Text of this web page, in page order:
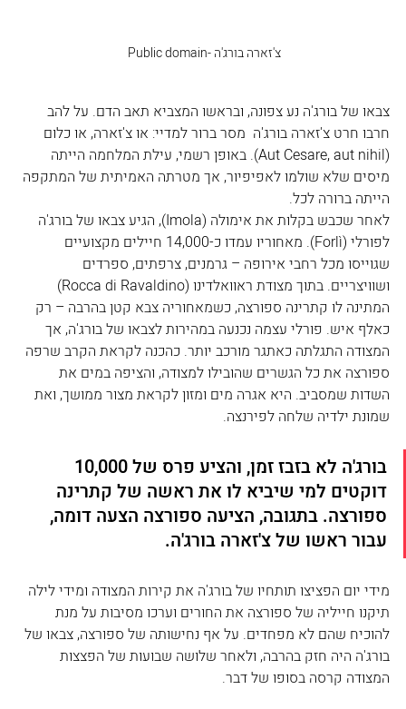
צ'זארה בורג'ה -Public domain
צבאו של בורג'ה נע צפונה, ובראשו המצביא תאב הדם. על להב
חרבו חרט צ'זארה בורג'ה  מסר ברור למדיי: או צ'זארה, או כלום
(Aut Cesare, aut nihil). באופן רשמי, עילת המלחמה הייתה
מיסים שלא שולמו לאפיפיור, אך מטרתה האמיתית של המתקפה
הייתה ברורה לכל.
לאחר שכבש בקלות את אימולה (Imola), הגיע צבאו של בורג'ה
לפורלי (Forlì). מאחוריו עמדו כ-14,000 חיילים מקצועיים
שגוייסו מכל רחבי אירופה – גרמנים, צרפתים, ספרדים
ושוויצריים. בתוך מצודת ראוואלדינו (Rocca di Ravaldino)
המתינה לו קתרינה ספורצה, כשמאחוריה צבא קטן בהרבה – רק
כאלף איש. פורלי עצמה נכנעה במהירות לצבאו של בורג'ה, אך
המצודה התגלתה כאתגר מורכב יותר. כהכנה לקראת הקרב שרפה
ספורצה את כל הגשרים שהובילו למצודה, והציפה במים את
השדות שמסביב. היא אגרה מים ומזון לקראת מצור ממושך, ואת
שמונת ילדיה שלחה לפירנצה.
דוקטים למי שיביא לו את ראשה של קתרינה
ספורצה. בתגובה, הציעה ספורצה הצעה דומה,
עבור ראשו של צ'זארה בורג'ה.
מידי יום הפציצו תותחיו של בורג'ה את קירות המצודה ומידי לילה
תיקנו חייליה של ספורצה את החורים וערכו מסיבות על מנת
להוכיח שהם לא מפחדים. על אף נחישותה של ספורצה, צבאו של
בורג'ה היה חזק בהרבה, ולאחר שלושה שבועות של הפצצות
המצודה קרסה בסופו של דבר.